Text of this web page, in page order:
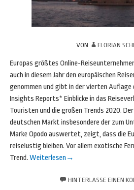
VON FLORIAN
Europas größtes Online-
auch in diesem Jahr den europäischen
genommen und gibt in der vierten Auflage
Insights Reports* Einblicke in das
Touristen und die großen Trends 2020.
deutschen Markt insbesondere der zum
Marke Opodo auswertet, zeigt, dass die
reiselustig bleiben. Vor allem exotische
Trend. Weiterlesen →
HINTERLASSE EINEN